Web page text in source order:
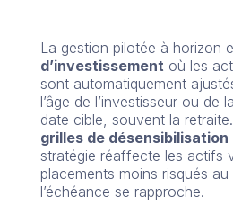
La gestion pilotée à horizon
d’investissement où les
sont automatiquement
l’âge de l’investisseur ou de
date cible, souvent la
grilles de
stratégie réaffecte les actifs
placements moins risqués
l’échéance se rapproche.